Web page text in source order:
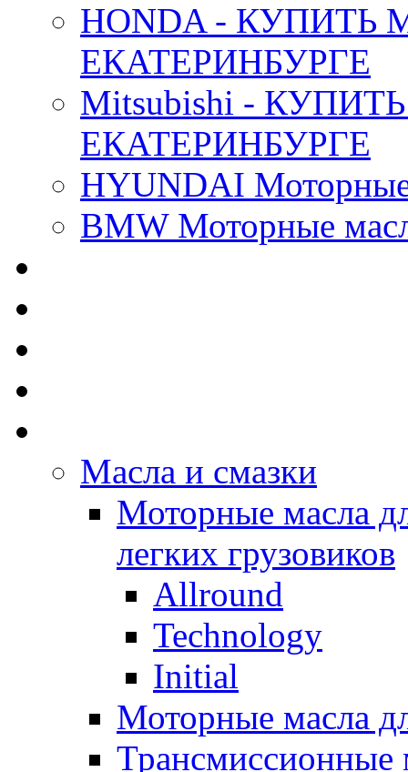
HONDA -
ЕКАТЕРИНБУРГЕ
Mitsubishi -
ЕКАТЕРИНБУРГЕ
HYUNDAI
BMW Моторные
Масла и смазки
Моторные масла
легких грузовиков
Allround
Technology
Initial
Моторные масла
Трансмиссионные